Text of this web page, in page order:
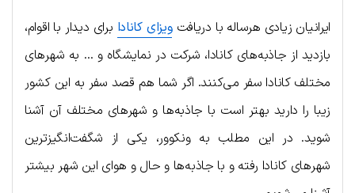
ایرانیان زیادی هرساله با دریافتویزای کانادا برای دیدار با اقوام،
بازدید از جاذبه‌های کانادا، شرکت در نمایشگاه و … به شهرهای
مختلف کانادا سفر می‌کنند. اگر شما هم قصد سفر به این کشور
زیبا را دارید بهتر است با جاذبه‌ها و شهرهای مختلف آن آشنا
شوید. در این مطلب به ونکوور، یکی از شگفت‌انگیزترین
شهرهای کانادا رفته و با جاذبه‌ها و حال و هوای این شهر بیشتر